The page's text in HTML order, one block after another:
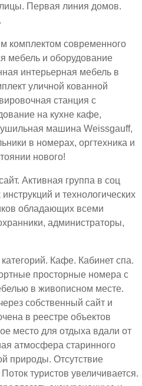
Первая линия домов.
комплектом современного
мебель и оборудование
интерьерная мебель в
уличной кованной
станция с
на кухне кафе,
машина Weissgauff,
в номерах, оргтехника и
нового!
Активная группа в соц
и технологических
обладающих всеми
администраторы,
Кафе. Кабинет спа.
просторные номера с
в живописном месте.
собственный сайт и
в реестре объектов
место для отдыха вдали от
атмосфера старинного
природы. Отсутствие
туристов увеличивается.